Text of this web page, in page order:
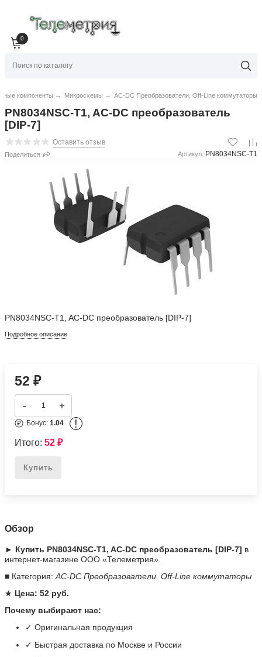
0
компоненты → Микросхемы → AC-DC Преобразователи, Off-Line коммутаторы
PN8034NSC-T1, AC-DC преобразователь
[DIP-7]
Оставить отзыв
Поделиться Артикул: PN8034NSC-T1
PN8034NSC-T1, AC-DC преобразователь [DIP-7]
Подробное описание
52₽
- +
Бонус:1.04 !
Итого:52₽
Купить
Обзор
► Купить PN8034NSC-T1, AC-DC преобразователь [DIP-7] в
интернет-магазине ООО «Телеметрия».
■ Категория:AC-DC Преобразователи, Off-Line коммутаторы
★ Цена: 52 руб.
Почему выбирают нас:
✓ Оригинальная продукция
✓ Быстрая доставка по Москве и России